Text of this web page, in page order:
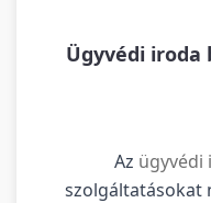
Ügyvédi iroda
Az ügyvédi
szolgáltatásokat